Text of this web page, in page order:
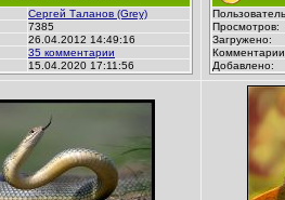
Сергей Таланов (Grey)
7385
26.04.2012 14:49:16
35 комментарии
15.04.2020 17:11:56
Просмотров:
Загружено:
Добавлено: